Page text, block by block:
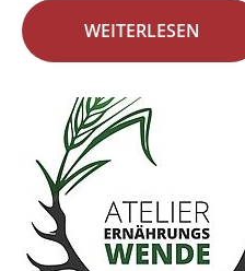
WEITERLESEN